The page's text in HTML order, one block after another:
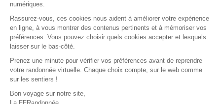
Protection des données
Politique de confidentialité
numériques.
Rassurez-vous, ces cookies nous aident à améliorer votre expérience
en ligne, à vous montrer des contenus pertinents et à mémoriser vos
préférences. Vous pouvez choisir quels cookies accepter et lesquels
laisser sur le bas-côté.
Prenez une minute pour vérifier vos préférences avant de reprendre
votre randonnée virtuelle. Chaque choix compte, sur le web comme
sur les sentiers !
Bon voyage sur notre site,